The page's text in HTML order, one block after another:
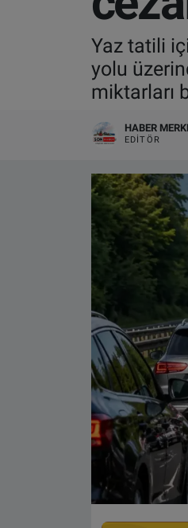
Yaz tatili
yolu
miktarları
HABER
EDITÖR
ALGEMENE